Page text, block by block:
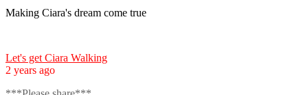
Making Ciara's dream come true
Let's get Ciara Walking
2 years ago